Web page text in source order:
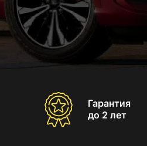
Гарантия
до 2 лет